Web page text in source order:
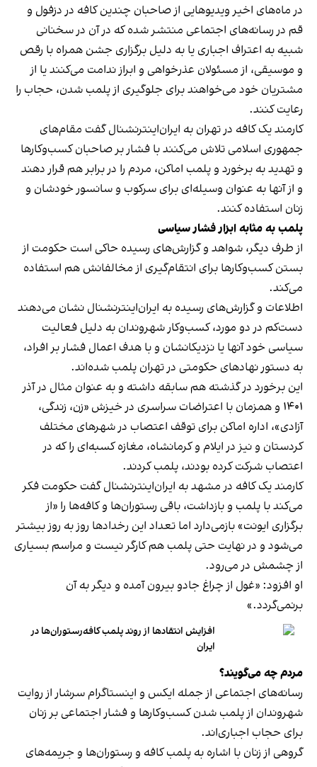
در ماه‌های اخیر ویدیوهایی از صاحبان چندین کافه در دزفول و
قم در رسانه‌های اجتماعی منتشر شده که در آن در سخنانی
شبیه به اعتراف اجباری یا به دلیل برگزاری جشن همراه با رقص
و موسیقی، از مسئولان عذرخواهی و ابراز ندامت می‌کنند یا از
مشتریان خود می‌خواهند برای جلوگیری از پلمب شدن، حجاب را
رعایت کنند.
کارمند یک کافه در تهران به ایران‌اینترنشنال گفت مقام‌های
جمهوری اسلامی تلاش می‌کنند با فشار بر صاحبان کسب‌وکارها
و تهدید به برخورد و پلمب اماکن، مردم را در برابر هم قرار دهند
و از آنها به عنوان وسیله‌ای برای سرکوب و سانسور خودشان و
زنان استفاده کنند.
پلمب به مثابه ابزار فشار سیاسی
از طرف دیگر، شواهد و گزارش‌های رسیده حاکی است حکومت از
بستن کسب‌وکارها برای انتقام‌گیری از مخالفانش هم استفاده
می‌کند.
اطلاعات و گزارش‌های رسیده به ایران‌اینترنشنال نشان می‌دهند
دست‌کم در دو مورد، کسب‌وکار شهروندان به دلیل فعالیت
سیاسی خود آنها یا نزدیکانشان و با هدف اعمال فشار بر افراد،
به دستور نهادهای حکومتی در تهران پلمب شده‌اند.
این برخورد در گذشته هم سابقه داشته و به عنوان مثال در آذر
۱۴۰۱ و همزمان با اعتراضات سراسری در خیزش «زن، زندگی،
آزادی»، اداره اماکن برای توقف اعتصاب در شهرهای مختلف
کردستان و نیز در ایلام و کرمانشاه، مغازه کسبه‌ای را که در
اعتصاب شرکت کرده بودند، پلمب کردند.
کارمند یک کافه در مشهد به ایران‌اینترنشنال گفت حکومت فکر
می‌کند با پلمب و بازداشت، باقی رستوران‌ها و کافه‌ها را «از
برگزاری ایونت» بازمی‌دارد اما تعداد این رخدادها روز به روز بیشتر
می‌شود و در نهایت حتی پلمب هم کارگر نیست و مراسم بسیاری
از چشمش در می‌رود.
او افزود: «غول از چراغ جادو بیرون آمده و دیگر به آن
برنمی‎‌گردد.»
افزایش انتقادها از روند پلمب کافه‌رستوران‌ها در
ایران
مردم چه می‌گویند؟
رسانه‎‌های اجتماعی از جمله ایکس و اینستاگرام سرشار از روایت
شهروندان از پلمب شدن کسب‌وکارها و فشار اجتماعی بر زنان
برای حجاب اجباری‌اند.
گروهی از زنان با اشاره به پلمب کافه و رستوران‌ها و جریمه‌های